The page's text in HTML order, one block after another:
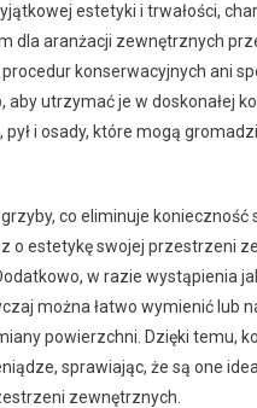
estetyki i trwałości,
dla aranżacji zewnętrznych
konserwacyjnych ani
aby utrzymać je w doskonałej
i osady, które mogą
co eliminuje
o estetykę swojej przestrzeni
w razie wystąpienia
można łatwo wymienić lub
powierzchni. Dzięki temu,
sprawiając, że są one
zewnętrznych.